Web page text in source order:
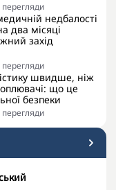
перегляди
недбалості
два місяці
захід
перегляди
швидше, ніж
що це
безпеки
перегляди